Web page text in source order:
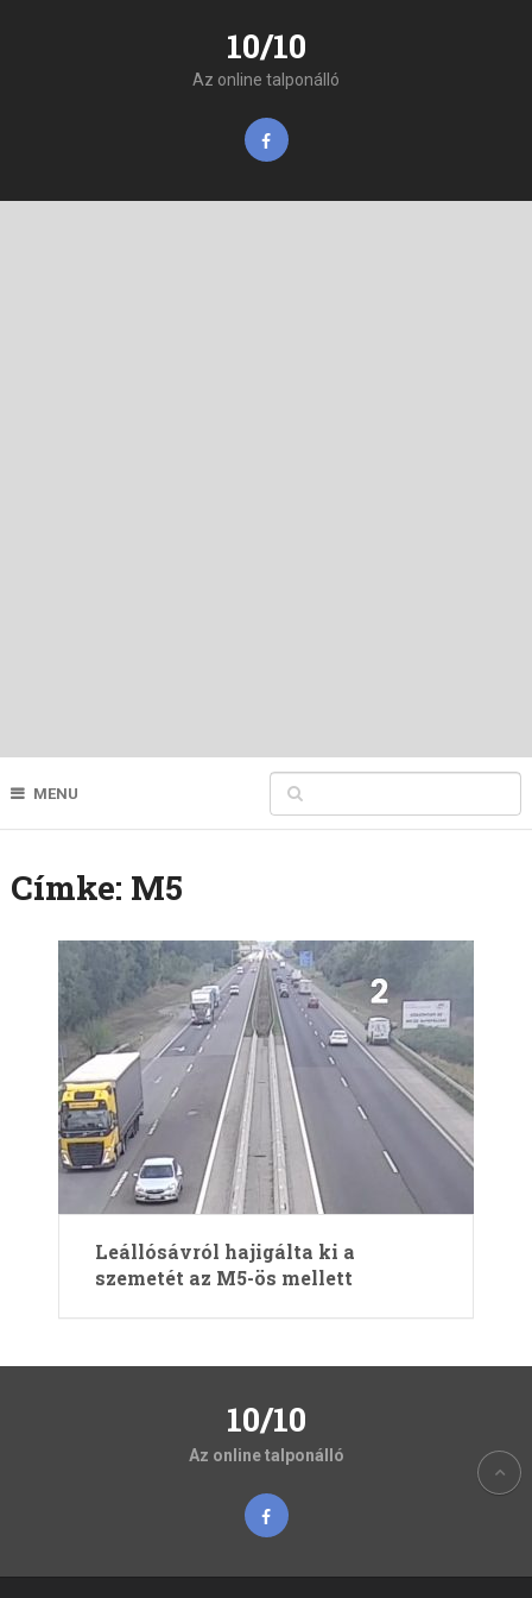
10/10
Az online talponálló
MENU
Címke: M5
Leállósávról hajigálta ki a
szemetét az M5-ös mellett
10/10
Az online talponálló